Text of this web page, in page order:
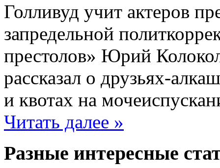
Голливуд учит актеров
запредельной
престолов» Юрий
рассказал о друзьях-
и квотах на
Читать далее »
Разные интересные